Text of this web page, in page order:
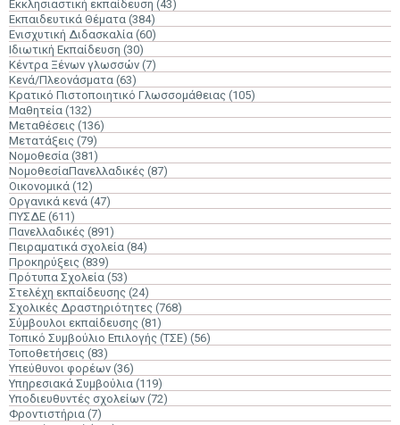
Εκκλησιαστική εκπαίδευση (43)
Εκπαιδευτικά Θέματα (384)
Ενισχυτική Διδασκαλία (60)
Ιδιωτική Εκπαίδευση (30)
Κέντρα Ξένων γλωσσών (7)
Κενά/Πλεονάσματα (63)
Κρατικό Πιστοποιητικό Γλωσσομάθειας (105)
Μαθητεία (132)
Μεταθέσεις (136)
Μετατάξεις (79)
Νομοθεσία (381)
ΝομοθεσίαΠανελλαδικές (87)
Οικονομικά (12)
Οργανικά κενά (47)
ΠΥΣΔΕ (611)
Πανελλαδικές (891)
Πειραματικά σχολεία (84)
Προκηρύξεις (839)
Πρότυπα Σχολεία (53)
Στελέχη εκπαίδευσης (24)
Σχολικές Δραστηριότητες (768)
Σύμβουλοι εκπαίδευσης (81)
Τοπικό Συμβούλιο Επιλογής (ΤΣΕ) (56)
Τοποθετήσεις (83)
Υπεύθυνοι φορέων (36)
Υπηρεσιακά Συμβούλια (119)
Υποδιευθυντές σχολείων (72)
Φροντιστήρια (7)